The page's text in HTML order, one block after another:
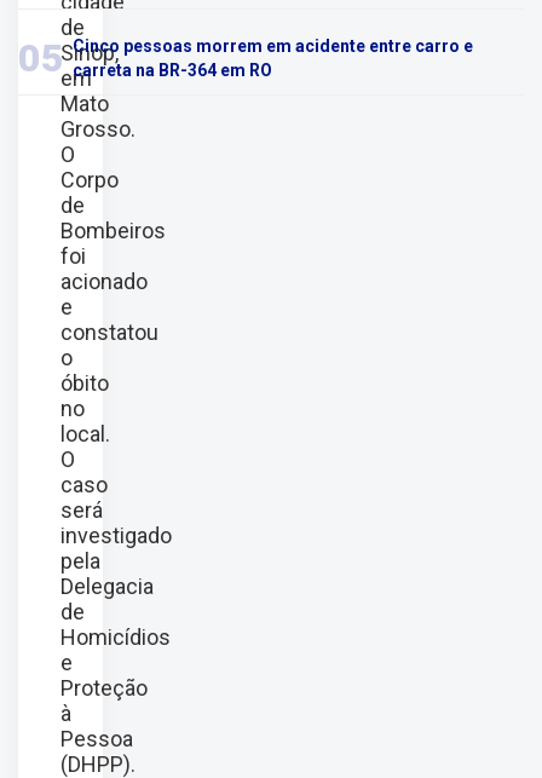
de
Sinop,
em
Mato
Grosso.
O
Corpo
de
Bombeiros
foi
acionado
e
constatou
o
óbito
no
local.
O
caso
será
investigado
pela
Delegacia
de
Homicídios
e
Proteção
à
Pessoa
(DHPP).
05 Cinco pessoas morrem em acidente entre carro e
carreta na BR-364 em RO